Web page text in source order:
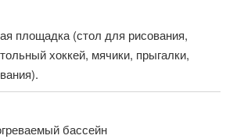
площадка (стол для рисования,
хоккей, мячики, прыгалки,
бассейн